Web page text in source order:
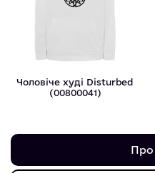
Чоловіче худі Disturbed
(00800041)
Про